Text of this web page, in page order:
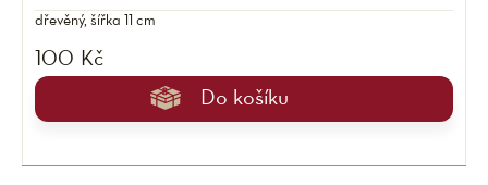
100 Kč
Do košíku
dřevěný, šířka 11 cm